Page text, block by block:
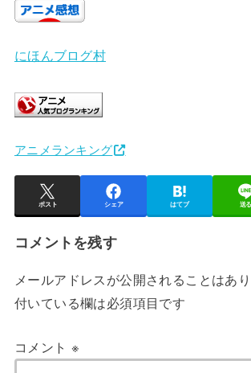
にほんブログ村
アニメランキング
ポスト シェア はてブ 送る
コメントを残す
メールアドレスが公開されることはあり
付いている欄は必須項目です
コメント ※